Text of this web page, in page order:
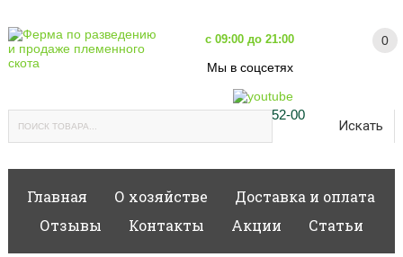
0
с 09:00 до 21:00
Мы в соцсетях
+7(916)402-52-00
Главная О хозяйстве
Доставка и оплата
Отзывы
Контакты Акции Статьи